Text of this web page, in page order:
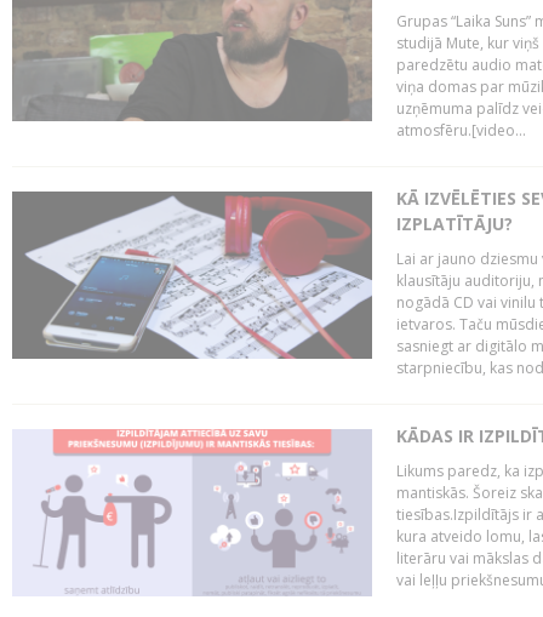
Grupas “Laika
studijā Mute, kur
paredzētu audio
viņa domas par
uzņēmuma palīdz
atmosfēru.[video...
KĀ IZVĒLĒTIES
IZPLATĪTĀJU?
Lai ar jauno
klausītāju auditoriju,
nogādā CD vai
ietvaros. Taču
sasniegt ar digitālo
starpniecību, kas
KĀDAS IR
Likums paredz, ka
mantiskās. Šoreiz
tiesības.Izpildītājs ir
kura atveido lomu,
literāru vai mākslas
vai leļļu